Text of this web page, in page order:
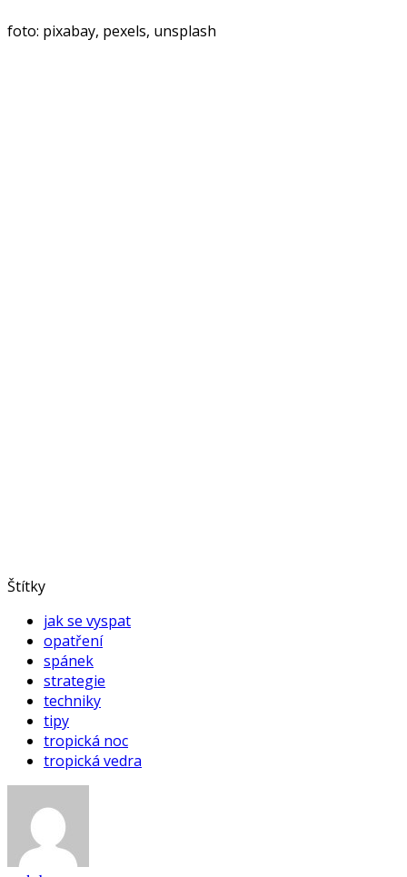
foto: pixabay, pexels, unsplash
Štítky
jak se vyspat
opatření
spánek
strategie
techniky
tipy
tropická noc
tropická vedra